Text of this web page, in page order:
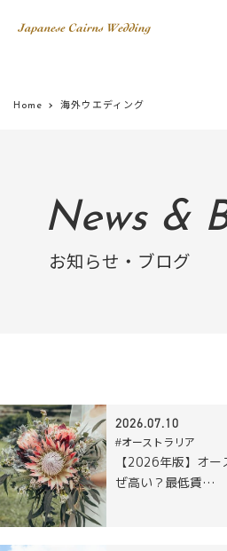
Home 海外ウエディング
News &
お知らせ・ブログ
2026.07.10
#オーストラリア
【2026年版】オ
ぜ高い？最低賃…